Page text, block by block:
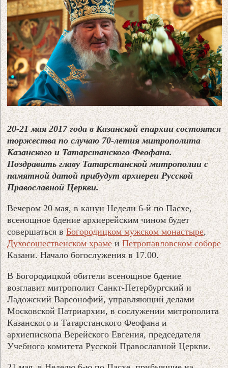
20-21 мая 2017 года в Казанской епархии состоятся
торжества по случаю 70-летия митрополита
Казанского и Татарстанского Феофана.
Поздравить главу Татарстанской митрополии с
памятной датой прибудут архиереи Русской
Православной Церкви.
Вечером 20 мая, в канун Недели 6-й по Пасхе,
всенощное бдение архиерейским чином будет
совершаться вБогородицком мужском монастыре,
Духосошественском храмеиПетропавловском соборе
Казани. Начало богослужения в 17.00.
В Богородицкой обители всенощное бдение
возглавит митрополит Санкт-Петербургский и
Ладожский Варсонофий, управляющий делами
Московской Патриархии, в сослужении митрополита
Казанского и Татарстанского Феофана и
архиепископа Верейского Евгения, председателя
Учебного комитета Русской Православной Церкви.